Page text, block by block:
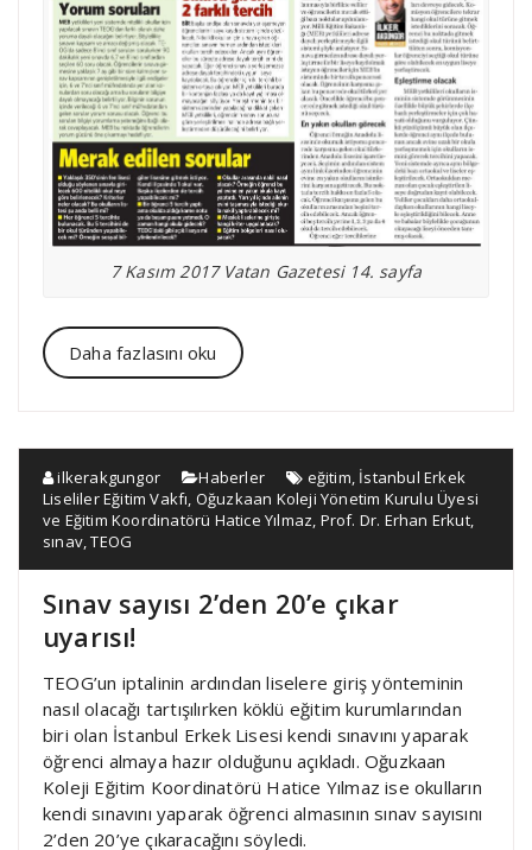
7 Kasım 2017 Vatan Gazetesi 14. sayfa
Daha fazlasını oku
ilkerakgungor Haberler eğitim İstanbul Erkek
Liseliler Eğitim Vakfı Oğuzkaan Koleji Yönetim Kurulu Üyesi
ve Eğitim Koordinatörü Hatice Yılmaz Prof. Dr. Erhan Erkut,
sınav ,TEOG
Sınav sayısı 2’den 20’e çıkar
uyarısı!
TEOG’un iptalinin ardından liselere giriş yönteminin
nasıl olacağı tartışılırken köklü eğitim kurumlarından
biri olan İstanbul Erkek Lisesi kendi sınavını yaparak
öğrenci almaya hazır olduğunu açıkladı. Oğuzkaan
Koleji Eğitim Koordinatörü Hatice Yılmaz ise okulların
kendi sınavını yaparak öğrenci almasının sınav sayısını
2’den 20’ye çıkaracağını söyledi.